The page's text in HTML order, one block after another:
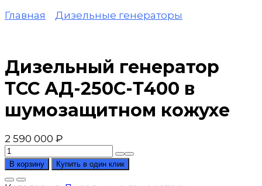
Главная
Дизельные генераторы
Дизельный генератор
ТСС АД-250С-Т400 в
шумозащитном кожухе
2 590 000 ₽
Количество
товара
Дизельный
В корзину Купить в один клик